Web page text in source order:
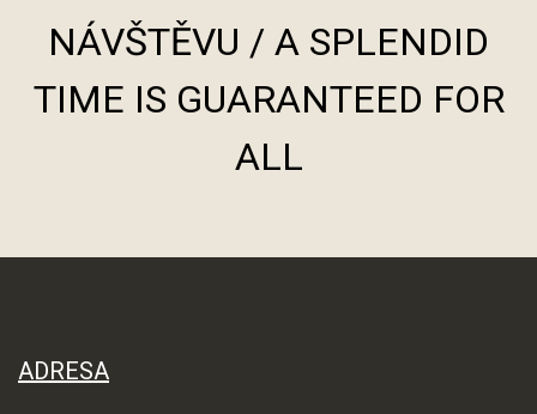
NÁVŠTĚVU / A SPLENDID
TIME IS GUARANTEED FOR
ALL
ADRESA